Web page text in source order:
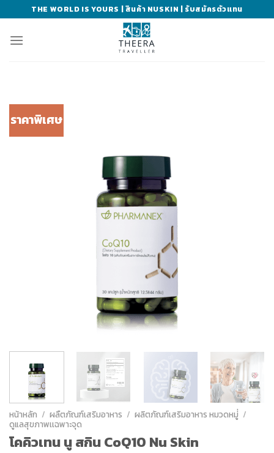
to
content
THE WORLD IS YOURS | สินค้า NUSKIN | รับสมัครตัวแทน
ราคาพิเศษ
หน้าหลัก / ผลืตภัณฑ์เสริมอาหาร / ผลิตภัณฑ์เสริมอาหาร หมวดหมู่่ /
ดูแลสุขภาพเเฉพาะจุด
โคคิวเทน นู สกิน CoQ10 Nu Skin